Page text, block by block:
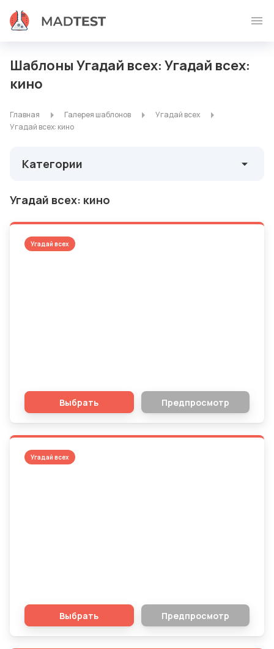
Шаблоны Угадай всех: Угадай всех:
кино
Главная Галерея шаблонов
Угадай всех
Угадай всех: кино
Категории
Угадай всех: кино
Угадай всех
Выбрать Предпросмотр
Угадай всех
Выбрать Предпросмотр